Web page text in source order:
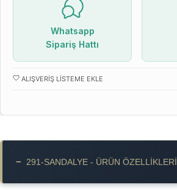
Whatsapp
Sipariş Hattı
ALIŞVERIŞ LISTEME EKLE
− 291-SANDALYE - ÜRÜN ÖZELLIKLERI